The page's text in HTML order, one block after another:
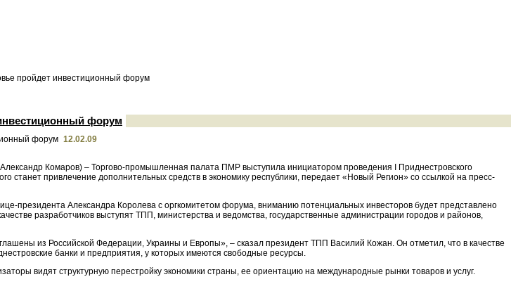
пройдет инвестиционный форум
форум
12.02.09
Комаров) – Торгово-промышленная палата ПМР выступила инициатором проведения I Приднестровского
станет привлечение дополнительных средств в экономику республики, передает «Новый Регион» со ссылкой на пресс-
президента Александра Королева с оргкомитетом форума, вниманию потенциальных инвесторов будет представлено
разработчиков выступят ТПП, министерства и ведомства, государственные администрации городов и районов,
из Российской Федерации, Украины и Европы», – сказал президент ТПП Василий Кожан. Он отметил, что в качестве
банки и предприятия, у которых имеются свободные ресурсы.
видят структурную перестройку экономики страны, ее ориентацию на международные рынки товаров и услуг.